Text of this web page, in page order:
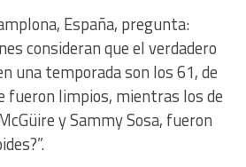
España, pregunta:
consideran que el verdadero
una temporada son los 61, de
fueron limpios, mientras los de
y Sammy Sosa, fueron